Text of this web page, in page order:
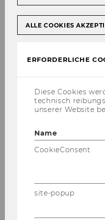
Die Stär­ken vir­tu­el­ler
im vir­tu­el­len
för­der­te
Die
ALLE COOKIES
ERFORDERLICHE
Diese Cookies
technisch
unserer Website
Name
CookieConsent
site-popup